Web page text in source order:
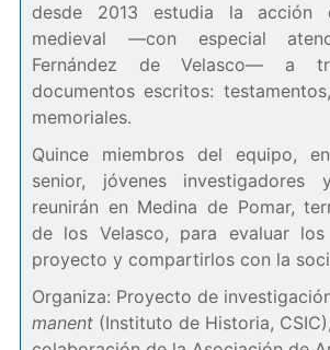
desde 2013 estudia la acción
medieval —con especial
Fernández de Velasco— a
documentos escritos:
memoriales.
Quince miembros del equipo,
senior, jóvenes investigadores
reunirán en Medina de Pomar,
de los Velasco, para evaluar
proyecto y compartirlos con la
Organiza: Proyecto de
manent(Instituto de Historia,